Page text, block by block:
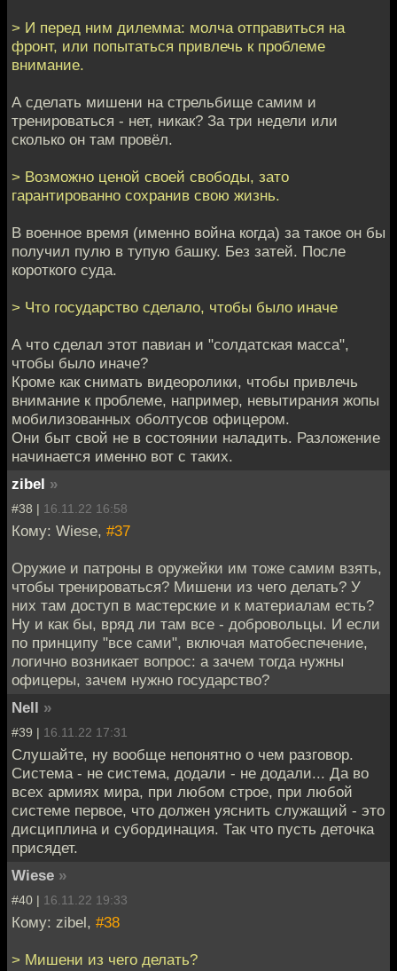
> И перед ним дилемма: молча отправиться на
фронт, или попытаться привлечь к проблеме
внимание.
А сделать мишени на стрельбище самим и
тренироваться - нет, никак? За три недели или
сколько он там провёл.
> Возможно ценой своей свободы, зато
гарантированно сохранив свою жизнь.
В военное время (именно война когда) за такое он бы
получил пулю в тупую башку. Без затей. После
короткого суда.
> Что государство сделало, чтобы было иначе
А что сделал этот павиан и "солдатская масса",
чтобы было иначе?
Кроме как снимать видеоролики, чтобы привлечь
внимание к проблеме, например, невытирания жопы
мобилизованных оболтусов офицером.
Они быт свой не в состоянии наладить. Разложение
начинается именно вот с таких.
zibel »
#38 | 16.11.22 16:58
Кому: Wiese, #37
Оружие и патроны в оружейки им тоже самим взять,
чтобы тренироваться? Мишени из чего делать? У
них там доступ в мастерские и к материалам есть?
Ну и как бы, вряд ли там все - добровольцы. И если
по принципу "все сами", включая матобеспечение,
логично возникает вопрос: а зачем тогда нужны
офицеры, зачем нужно государство?
Nell »
#39 | 16.11.22 17:31
Слушайте, ну вообще непонятно о чем разговор.
Система - не система, додали - не додали... Да во
всех армиях мира, при любом строе, при любой
системе первое, что должен уяснить служащий - это
дисциплина и субординация. Так что пусть деточка
присядет.
Wiese »
#40 | 16.11.22 19:33
Кому: zibel, #38
> Мишени из чего делать?